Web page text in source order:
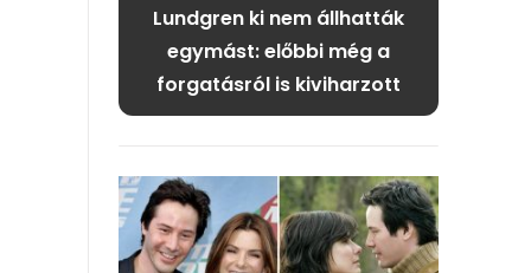
Lundgren ki nem állhatták
egymást: előbbi még a
forgatásról is kiviharzott